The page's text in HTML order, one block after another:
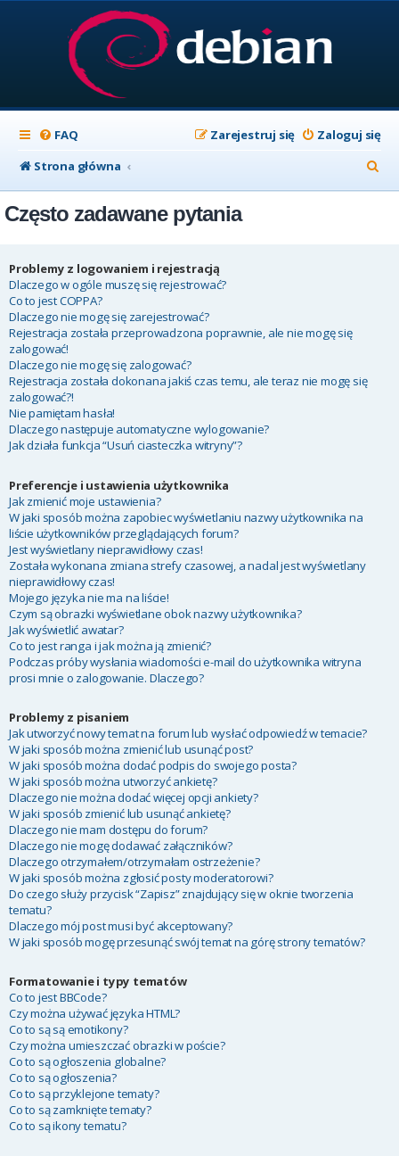
FAQ Zaloguj się
Zarejestruj się
Strona główna
z
Często zadawane pytania
Problemy z logowaniem i rejestracją
Dlaczego w ogóle muszę się rejestrować?
Co to jest COPPA?
Dlaczego nie mogę się zarejestrować?
Rejestracja została przeprowadzona poprawnie, ale nie mogę się
zalogować!
Dlaczego nie mogę się zalogować?
Rejestracja została dokonana jakiś czas temu, ale teraz nie mogę się
zalogować?!
Nie pamiętam hasła!
Dlaczego następuje automatyczne wylogowanie?
Jak działa funkcja “Usuń ciasteczka witryny”?
Preferencje i ustawienia użytkownika
Jak zmienić moje ustawienia?
W jaki sposób można zapobiec wyświetlaniu nazwy użytkownika na
liście użytkowników przeglądających forum?
Jest wyświetlany nieprawidłowy czas!
Została wykonana zmiana strefy czasowej, a nadal jest wyświetlany
nieprawidłowy czas!
Mojego języka nie ma na liście!
Czym są obrazki wyświetlane obok nazwy użytkownika?
Jak wyświetlić awatar?
Co to jest ranga i jak można ją zmienić?
Podczas próby wysłania wiadomości e-mail do użytkownika witryna
prosi mnie o zalogowanie. Dlaczego?
Problemy z pisaniem
Jak utworzyć nowy temat na forum lub wysłać odpowiedź w temacie?
W jaki sposób można zmienić lub usunąć post?
W jaki sposób można dodać podpis do swojego posta?
W jaki sposób można utworzyć ankietę?
Dlaczego nie można dodać więcej opcji ankiety?
W jaki sposób zmienić lub usunąć ankietę?
Dlaczego nie mam dostępu do forum?
Dlaczego nie mogę dodawać załączników?
Dlaczego otrzymałem/otrzymałam ostrzeżenie?
W jaki sposób można zgłosić posty moderatorowi?
Do czego służy przycisk “Zapisz” znajdujący się w oknie tworzenia
tematu?
Dlaczego mój post musi być akceptowany?
W jaki sposób mogę przesunąć swój temat na górę strony tematów?
Formatowanie i typy tematów
Co to jest BBCode?
Czy można używać języka HTML?
Co to są są emotikony?
Czy można umieszczać obrazki w poście?
Co to są ogłoszenia globalne?
Co to są ogłoszenia?
Co to są przyklejone tematy?
Co to są zamknięte tematy?
Co to są ikony tematu?